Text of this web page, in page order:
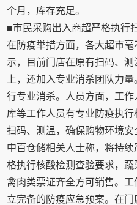
个月，库存充足。
■市民采购出入商超严格执行
在防疫举措方面，各大超市
示，目前门店在原有扫码、
上，还加入专业消杀团队力
行专业消杀。人员方面，工
库等工作人员有专业防疫执
扫码、测温，确保购物环境安
中百仓储相关人士称，将持
格执行核酸检测查验要求，
禽肉类票证齐全方可销售。
立完备的防疫应急预案。在